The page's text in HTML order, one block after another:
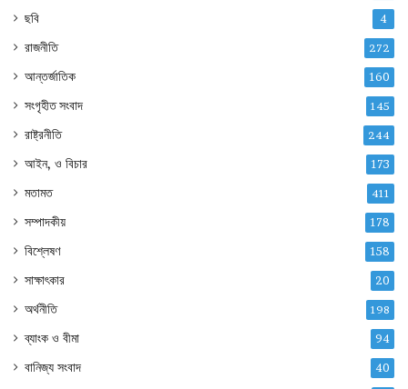
ছবি 4
রাজনীতি 272
আন্তর্জাতিক 160
সংগৃহীত সংবাদ 145
রাষ্ট্রনীতি 244
আইন, ও বিচার 173
মতামত 411
সম্পাদকীয় 178
বিশ্লেষণ 158
সাক্ষাৎকার 20
অর্থনীতি 198
ব্যাংক ও বীমা 94
বানিজ্য সংবাদ 40